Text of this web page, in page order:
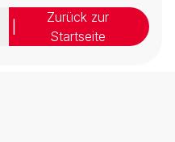
Zurück zur
Startseite